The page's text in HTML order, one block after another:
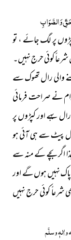
وَالصَّوَابِ
پر لگ جائے ، تو
کوئی حرج نہیں۔
والی رال تھوک سے
نے صراحت فرمائی
بہے اور کپڑوں پر
پیٹ سے ہی آئی ہو
اگر بچے کے منہ سے
نہیں ہوں گے اور
شرعاً کوئی حرج نہیں
واٰلہٖ وسلَّم